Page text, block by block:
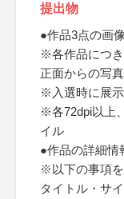
提出物
●作品3点の画像
※各作品につ
正面からの写
※入選時に展
※各72dpi以上
イル
●作品の詳細情
※以下の事項
タイトル・サ